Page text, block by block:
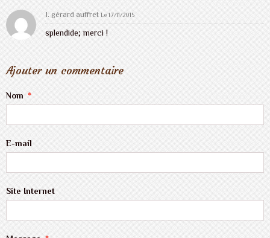
1. gérard auffretLe 17/11/2015
splendide; merci !
Ajouter un commentaire
Nom
E-mail
Site Internet